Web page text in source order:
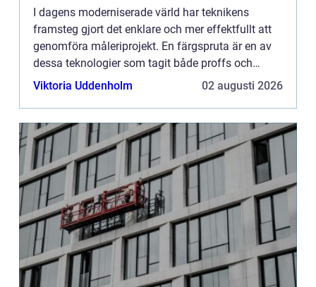
I dagens moderniserade värld har teknikens
framsteg gjort det enklare och mer effektfullt att
genomföra måleriprojekt. En färgspruta är en av
dessa teknologier som tagit både proffs och
hobbyentusiaster med storm. F&au...
Viktoria Uddenholm 02 augusti 2026